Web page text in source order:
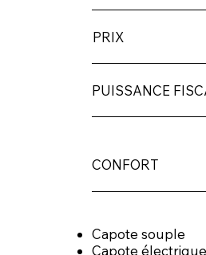
PRIX
PUISSANCE
Capote souple
Capote électrique
CONFORT